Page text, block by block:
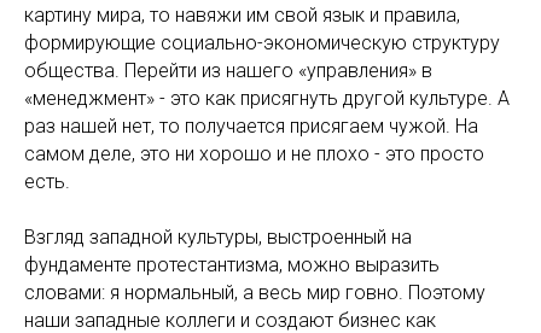
картину мира, то навяжи им свой язык и правила,
формирующие социально-экономическую структуру
общества. Перейти из нашего «управления» в
«менеджмент» - это как присягнуть другой культуре. А
раз нашей нет, то получается присягаем чужой. На
самом деле, это ни хорошо и не плохо - это просто
есть.
Взгляд западной культуры, выстроенный на
фундаменте протестантизма, можно выразить
словами: я нормальный, а весь мир говно. Поэтому
наши западные коллеги и создают бизнес как